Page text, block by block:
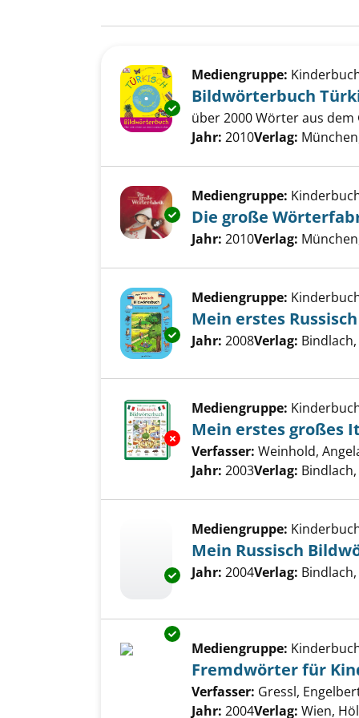
Exemplar-Details von
Mediengruppe:
Bildwörterbuch
über 2000 Wörter aus
Suche nach diesem
Jahr: 2010Verlag:
Exemplar-Details von Die
Mediengruppe:
Die große
Suche nach diesem
Jahr: 2010Verlag:
Exemplar-Details von Mein
Mediengruppe:
Mein erstes
Suche nach diesem
Jahr: 2008Verlag:
Exemplar-Details von Mein
Mediengruppe:
Mein erstes großes
Verfasser: Weinhold,
Jahr: 2003Verlag:
Exemplar-Details von Mein
Mediengruppe:
Mein Russisch
Suche nach diesem
Jahr: 2004Verlag:
Exemplar-Details von
Mediengruppe:
Fremdwörter für
Verfasser: Gressl,
Jahr: 2004Verlag: Wien,